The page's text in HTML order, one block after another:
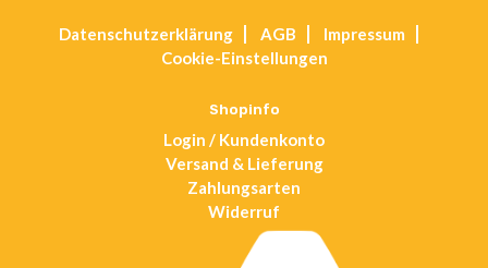
a
tab
Datenschutz­erklärung AGB
Impressum
Cookie-Einstellungen
Shopinfo
Login / Kundenkonto
Versand & Lieferung
Zahlungsarten
Widerruf